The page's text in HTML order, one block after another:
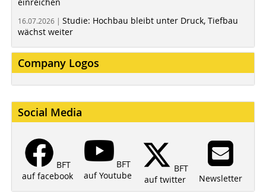
einreichen
16.07.2026 | Studie: Hochbau bleibt unter Druck, Tiefbau
wächst weiter
Company Logos
Social Media
BFT
auf facebook
BFT
auf Youtube
BFT
auf twitter
Newsletter